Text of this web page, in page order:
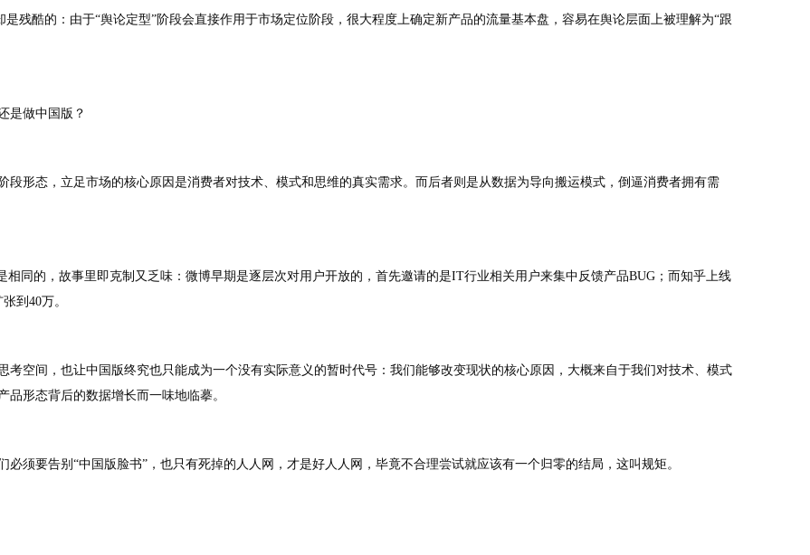
残酷的：由于“舆论定型”阶段会直接作用于市场定位阶段，很大程度上确定新产品的流量基本盘，容易在舆论层面上被理解为“跟
是做中国版？
形态，立足市场的核心原因是消费者对技术、模式和思维的真实需求。而后者则是从数据为导向搬运模式，倒逼消费者拥有需
相同的，故事里即克制又乏味：微博早期是逐层次对用户开放的，首先邀请的是IT行业相关用户来集中反馈产品BUG；而知乎上线
到40万。
空间，也让中国版终究也只能成为一个没有实际意义的暂时代号：我们能够改变现状的核心原因，大概来自于我们对技术、模式
形态背后的数据增长而一味地临摹。
须要告别“中国版脸书”，也只有死掉的人人网，才是好人人网，毕竟不合理尝试就应该有一个归零的结局，这叫规矩。